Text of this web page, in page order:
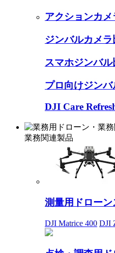
アクションカ
ジンバルカメ
スマホジンバ
プロ向けジン
DJI Care
業務関連製品
測量用ドローン
DJI Matrice 400 DJI